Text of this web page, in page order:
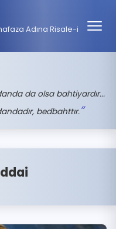
Adına Risale-i
da olsa bahtiyardır...
bedbahttır.